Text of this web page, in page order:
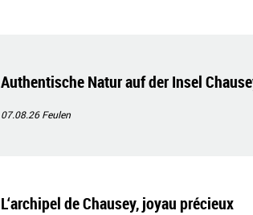
Authentische Natur auf der Insel
07.08.26Feulen
L‘archipel de Chausey, joyau précieux